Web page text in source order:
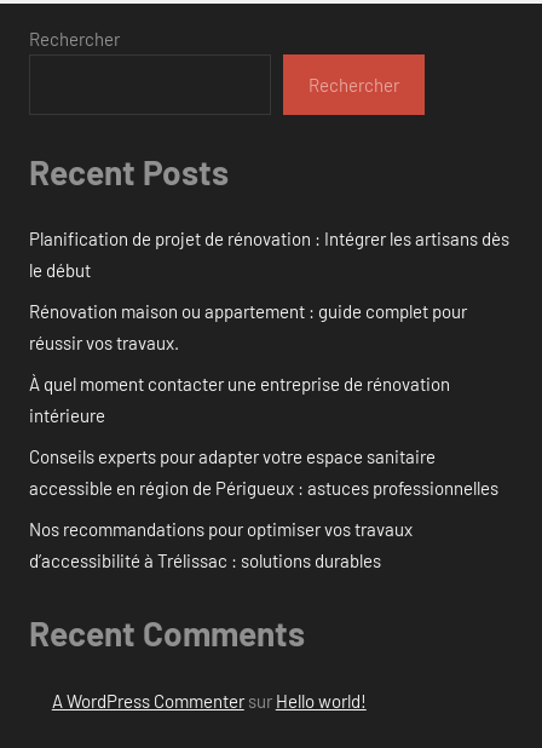
Rechercher
Rechercher
Recent Posts
Planification de projet de rénovation : Intégrer les artisans dès
le début
Rénovation maison ou appartement : guide complet pour
réussir vos travaux.
À quel moment contacter une entreprise de rénovation
intérieure
Conseils experts pour adapter votre espace sanitaire
accessible en région de Périgueux : astuces professionnelles
Nos recommandations pour optimiser vos travaux
d’accessibilité à Trélissac : solutions durables
Recent Comments
A WordPress Commentersur Hello world!